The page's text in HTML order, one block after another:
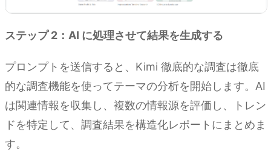
ステップ 2：AI に処理させて結果を生成する
プロンプトを送信すると、Kimi 徹底的な調査は徹底
的な調査機能を使ってテーマの分析を開始します。AI
は関連情報を収集し、複数の情報源を評価し、トレン
ドを特定して、調査結果を構造化レポートにまとめま
す。